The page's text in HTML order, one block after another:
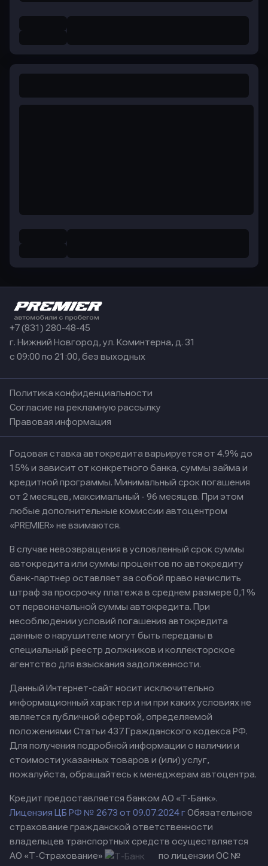
+7 (831) 280-48-45
г. Нижний Новгород, ул. Коминтерна, д. 31
с 09:00 по 21:00, без выходных
Политика конфиденциальности
Согласие на рекламную рассылку
Правовая информация
Годовая ставка автокредита варьируется от 4.9% до
15% и зависит от конкретного банка, суммы займа и
кредитной программы. Минимальный срок погашения
от 2 месяцев, максимальный - 96 месяцев. При этом
любые дополнительные комиссии автоцентром
«PREMIER» не взимаются.
В случае невозвращения в условленный срок суммы
автокредита или суммы процентов по автокредиту
банк-партнер оставляет за собой право начислить
штраф за просрочку платежа в среднем размере 0,1%
от первоначальной суммы автокредита. При
несоблюдении условий погашения автокредита
данные о нарушителе могут быть переданы в
специальный реестр должников и коллекторское
агентство для взыскания задолженности.
Данный Интернет-сайт носит исключительно
информационный характер и ни при каких условиях не
является публичной офертой, определяемой
положениями Статьи 437 Гражданского кодекса РФ.
Для получения подробной информации о наличии и
стоимости указанных товаров и (или) услуг,
пожалуйста, обращайтесь к менеджерам автоцентра.
Кредит предоставляется банком АО «Т-Банк».
Лицензия ЦБ РФ № 2673 от 09.07.2024 гОбязательное
страхование гражданской ответственности
владельцев транспортных средств осуществляется
АО «Т-Страхование»
по лицензии ОС №